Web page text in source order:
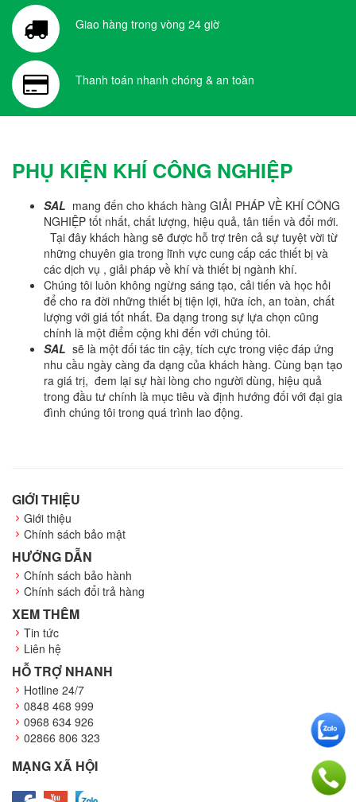
Giao hàng trong vòng 24 giờ
Thanh toán nhanh chóng & an toàn
PHỤ KIỆN KHÍ CÔNG NGHIỆP
SAL mang đến cho khách hàng GIẢI PHÁP VỀ KHÍ CÔNG
NGHIỆP tốt nhất, chất lượng, hiệu quả, tân tiến và đổi mới.
Tại đây khách hàng sẽ được hỗ trợ trên cả sự tuyệt vời từ
những chuyên gia trong lĩnh vực cung cấp các thiết bị và
các dịch vụ , giải pháp về khí và thiết bị ngành khí.
Chúng tôi luôn không ngừng sáng tạo, cải tiến và học hỏi
để cho ra đời những thiết bị tiện lợi, hữa ích, an toàn, chất
lượng với giá tốt nhất. Đa dạng trong sự lựa chọn cũng
chính là một điểm cộng khi đến với chúng tôi.
SAL sẽ là một đối tác tin cậy, tích cực trong việc đáp ứng
nhu cầu ngày càng đa dạng của khách hàng. Cùng bạn tạo
ra giá trị, đem lại sự hài lòng cho người dùng, hiệu quả
trong đầu tư chính là mục tiêu và định hướng đối với đại gia
đình chúng tôi trong quá trình lao động.
GIỚI THIỆU
Giới thiệu
Chính sách bảo mật
HƯỚNG DẪN
Chính sách bảo hành
Chính sách đổi trả hàng
XEM THÊM
Tin tức
Liên hệ
HỖ TRỢ NHANH
Hotline 24/7
0848 468 999
0968 634 926
02866 806 323
MẠNG XÃ HỘI